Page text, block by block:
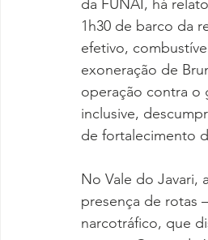
da FUNAI, há
1h30 de barco da
efetivo,
exoneração de
operação contra o
inclusive,
de fortalecimento
No Vale do Javari,
presença de rotas
narcotráfico, que